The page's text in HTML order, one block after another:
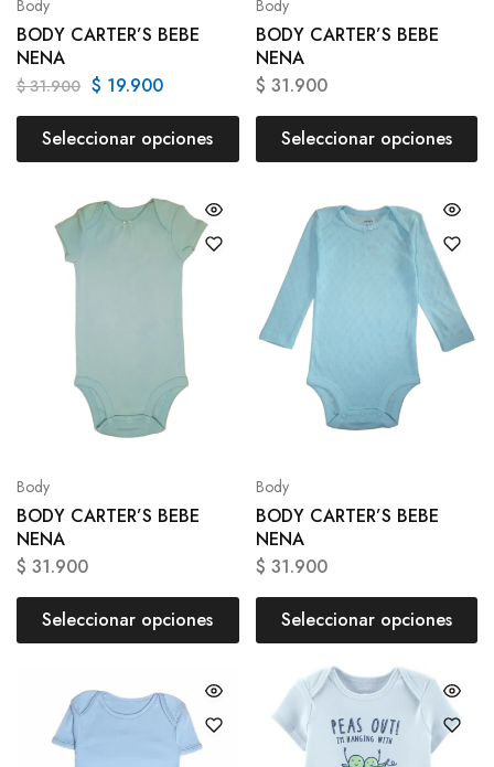
Body
BODY CARTER’S BEBE
NENA
$31.900 $ 19.900
Seleccionar opciones
Body
BODY CARTER’S BEBE
NENA
$ 31.900
Seleccionar opciones
Body
BODY CARTER’S BEBE
NENA
$ 31.900
Seleccionar opciones
Body
BODY CARTER’S BEBE
NENA
$ 31.900
Seleccionar opciones